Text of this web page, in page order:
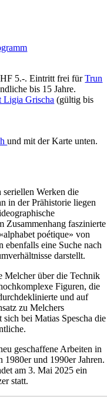
5.-. Eintritt frei fürTrun
bis 15 Jahre.
Ligia Grischa (gültig bis
und mit der Karte unten.
seriellen Werken die
in der Prähistorie liegen
Zusammenhang faszinierte
poétique» von
ebenfalls eine Suche nach
darstellt.
Melcher über die Technik
Figuren, die
und auf
zu Melchers
bei Matias Spescha die
geschaffene Arbeiten in
1980er und 1990er Jahren.
am 3. Mai 2025 ein
statt.